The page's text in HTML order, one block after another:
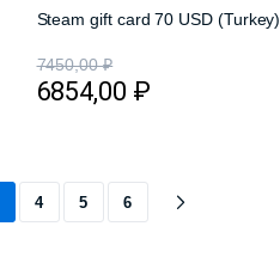
Steam gift card 70 USD (Turkey)
7450,00₽
6854,00 ₽
4 5 6